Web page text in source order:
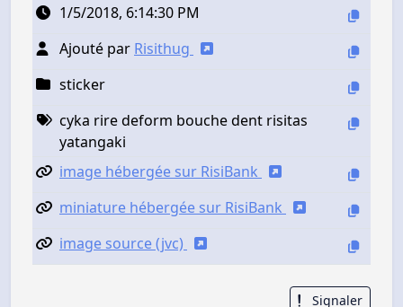
1/5/2018, 6:14:30 PM
Ajouté par Risithug
sticker
cyka rire deform bouche dent risitas
yatangaki
image hébergée sur RisiBank
miniature hébergée sur RisiBank
image source (jvc)
Signaler